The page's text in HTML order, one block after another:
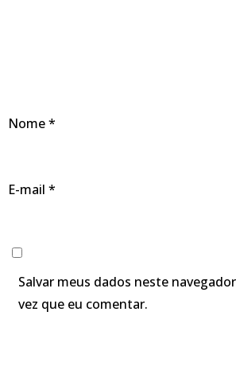
Nome*
E-mail *
Salvar meus dados neste
vez que eu comentar.